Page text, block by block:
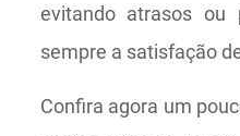
evitando atrasos ou
sempre a satisfação
Confira agora um